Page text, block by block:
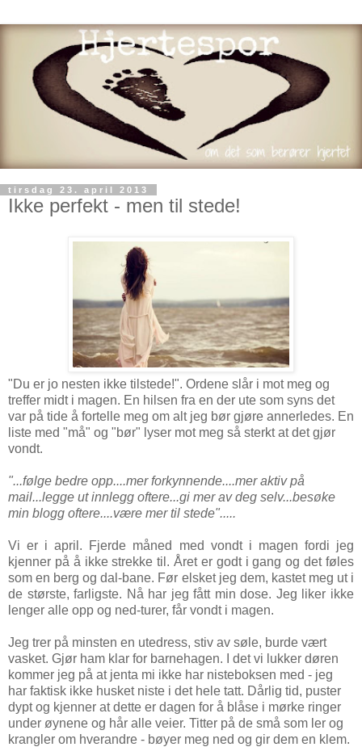
tirsdag 23. april 2013
Ikke perfekt - men til stede!
"Du er jo nesten ikke tilstede!". Ordene slår i mot meg og
treffer midt i magen. En hilsen fra en der ute som syns det
var på tide å fortelle meg om alt jeg bør gjøre annerledes. En
liste med "må" og "bør" lyser mot meg så sterkt at det gjør
vondt.
"...følge bedre opp....mer forkynnende....mer aktiv på
mail...legge ut innlegg oftere...gi mer av deg selv...besøke
min blogg oftere....være mer til stede".....
Vi er i april. Fjerde måned med vondt i magen fordi jeg
kjenner på å ikke strekke til. Året er godt i gang og det føles
som en berg og dal-bane. Før elsket jeg dem, kastet meg ut i
de største, farligste. Nå har jeg fått min dose. Jeg liker ikke
lenger alle opp og ned-turer, får vondt i magen.
Jeg trer på minsten en utedress, stiv av søle, burde vært
vasket. Gjør ham klar for barnehagen. I det vi lukker døren
kommer jeg på at jenta mi ikke har nisteboksen med - jeg
har faktisk ikke husket niste i det hele tatt. Dårlig tid, puster
dypt og kjenner at dette er dagen for å blåse i mørke ringer
under øynene og hår alle veier. Titter på de små som ler og
krangler om hverandre - bøyer meg ned og gir dem en klem.